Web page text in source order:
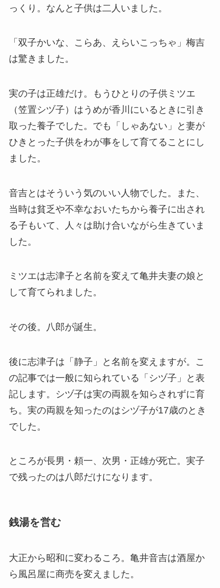
っくり。なんと子供は二人いました。
「双子かいな、こらあ、えらいこっちゃ」梅吉
は驚きました。
実の子は正雄だけ。もうひとりの子供ミツエ
（笠置シヅ子）はうめが香川にいるときに引き
取った養子でした。でも「しゃあない」と妻が
ひきとった子供をわが事をして育てることにし
ました。
音吉とはそういう気のいい人物でした。また、
当時は貧乏や不幸なおいたちから養子に出され
る子もいて、人々は助け合いながら生きていま
した。
ミツエは志津子と名前を変えて亀井夫妻の娘と
して育てられました。
その後。八郎が誕生。
後に志津子は「静子」と名前を変えますが。こ
の記事では一般に知られている「シヅ子」と表
記します。シヅ子は実の両親を知らされずに育
ち。実の両親を知ったのはシヅ子が17歳のとき
でした。
ところが長男・頼一、次男・正雄が死亡。実子
で残ったのは八郎だけになります。
銭湯を営む
大正から昭和に変わるころ。亀井音吉は酒屋か
ら風呂屋に商売を変えました。